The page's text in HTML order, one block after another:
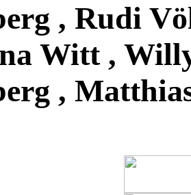
, Rudi
Witt ,
,